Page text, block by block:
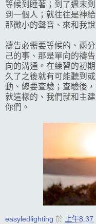
等候到睡著；到了週末
到一個人；就往往是神
那微小的聲音、來和我說
禱告必需要等候的、兩
己的事、那是單向的禱
向的溝通。在練習的初
久了之後就有可能聽到
動、總要查驗；查驗後
就這樣的、我們就和主
你們。
easyledlighting 於 上午8:37